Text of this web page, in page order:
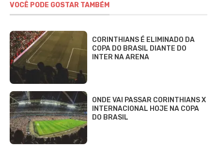
VOCÊ PODE GOSTAR TAMBÉM
CORINTHIANS É ELIMINADO DA
COPA DO BRASIL DIANTE DO
INTER NA ARENA
ONDE VAI PASSAR CORINTHIANS X
INTERNACIONAL HOJE NA COPA
DO BRASIL